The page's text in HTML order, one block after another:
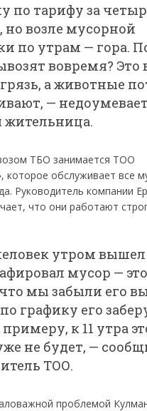
по тарифу за
но возле мусорной
по утрам — гора.
вовремя? Это
а животные
— недоумевает
жительница.
ТБО занимается ТОО
которое обслуживает все
Руководитель компании
что они работают
утром
мусор —
мы забыли его
графику его
к 11 утра
не будет, —
ТОО.
проблемой